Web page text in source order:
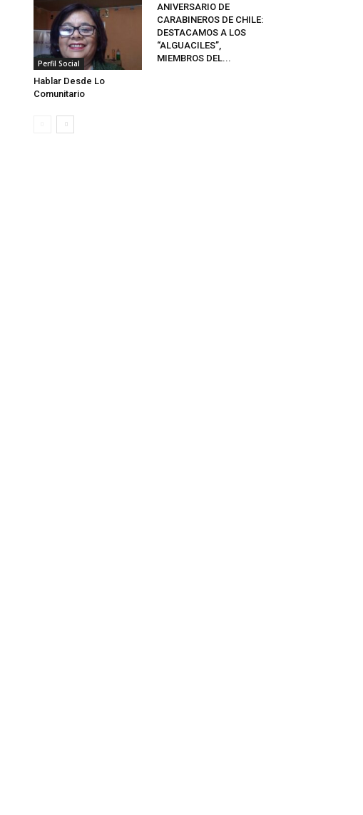
Perfil Social
Hablar Desde Lo
Comunitario
ANIVERSARIO DE
CARABINEROS DE CHILE:
DESTACAMOS A LOS
“ALGUACILES”,
MIEMBROS DEL...